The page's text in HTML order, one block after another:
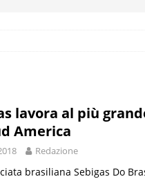
lavora al più
America
Redazione
brasiliana Sebigas Do